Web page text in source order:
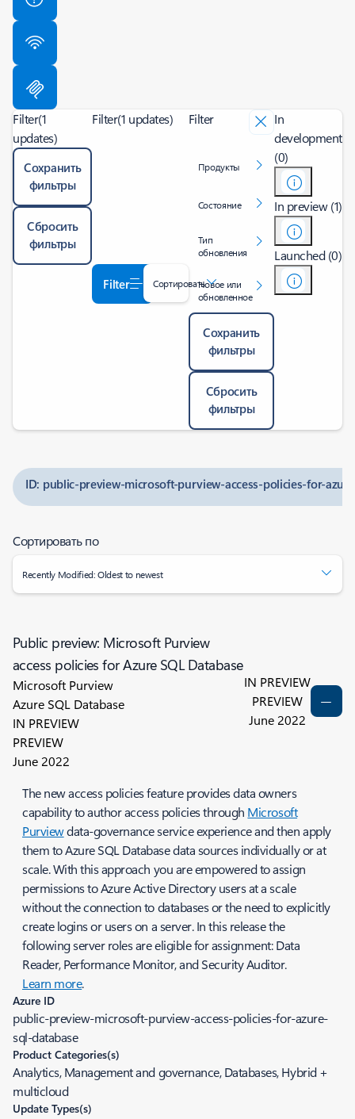
Filter(1
updates)
Сохранить
фильтры
Сбросить
фильтры
Filter(1 updates)
Filter Сортировать
Filter
Продукты
Состояние
Тип
обновления
Новое или
обновленное
Сохранить
фильтры
Сбросить
фильтры
In
development
(0)
In preview (1)
Launched (0)
ID: public-preview-microsoft-purview-access-policies-for-
Сортировать по
Recently Modified: Oldest to newest
Public preview: Microsoft Purview
access policies for Azure SQL Database
Microsoft Purview
Azure SQL Database
IN PREVIEW
PREVIEW
June 2022
IN PREVIEW
PREVIEW
June 2022
The new access policies feature provides data owners
capability to author access policies through Microsoft
Purviewdata-governance service experience and then apply
them to Azure SQL Database data sources individually or at
scale. With this approach you are empowered to assign
permissions to Azure Active Directory users at a scale
without the connection to databases or the need to explicitly
create logins or users on a server. In this release the
following server roles are eligible for assignment: Data
Reader, Performance Monitor, and Security Auditor.
Learn more.
Azure ID
public-preview-microsoft-purview-access-policies-for-azure-
sql-database
Product Categories(s)
Analytics, Management and governance, Databases, Hybrid +
multicloud
Update Types(s)